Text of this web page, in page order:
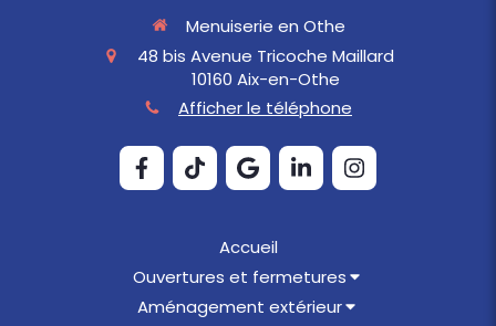
Menuiserie en Othe
48 bis Avenue Tricoche Maillard
10160 Aix-en-Othe
Afficher le téléphone
Accueil
Ouvertures et fermetures
Aménagement extérieur